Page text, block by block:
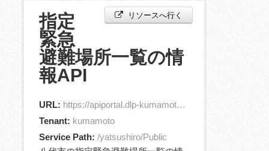
リソースへ行く
指定
緊急
避難場所一覧の情
報API
URL: https://apiportal.dlp-kumamoto.jp/orion/v2/entities?id=jp.yatsushiroCity.EvacuationPlace.1
Tenant: kumamoto
Service Path: /yatsushiro/Public